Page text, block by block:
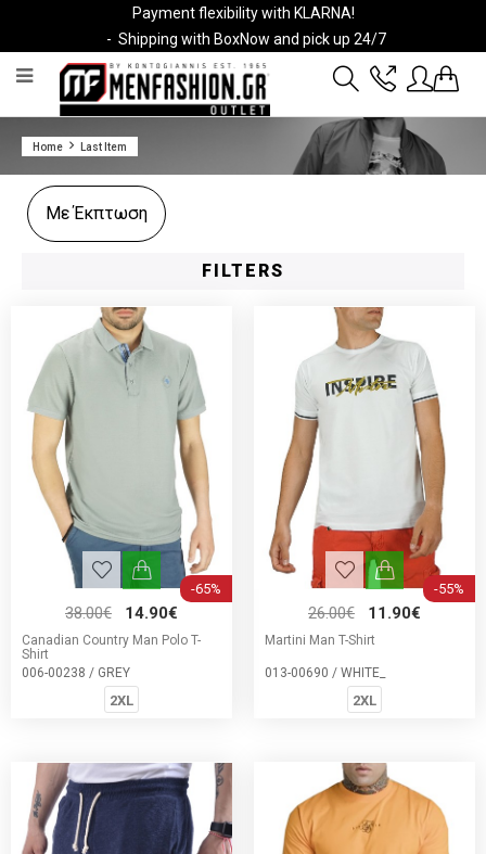
Payment flexibility with KLARNA!
- Shipping with BoxNow and pick up 24/7
2811 10 3636
Home Last Item
Με Έκπτωση
FILTERS
-65%
38.00€ 14.90€
Canadian Country Man Polo T-
Shirt
006-00238 / GREY
2XL
-55%
26.00€ 11.90€
Martini Man T-Shirt
013-00690 / WHITE_
2XL